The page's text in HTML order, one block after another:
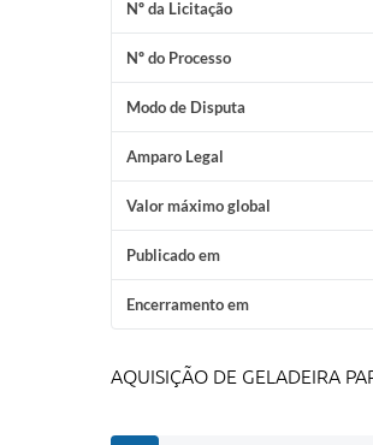
Nº da Licitação
Nº do Processo
Modo de Disputa
Amparo Legal
Valor máximo global
Publicado em
Encerramento em
AQUISIÇÃO DE GELADEIRA